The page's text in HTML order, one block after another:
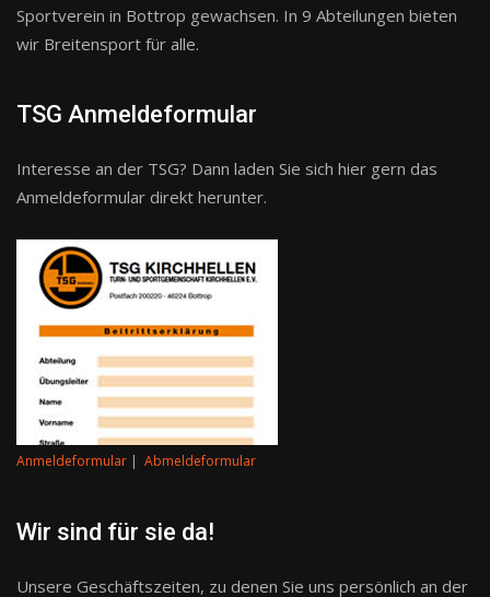
Sportverein in Bottrop gewachsen. In 9 Abteilungen bieten
wir Breitensport für alle.
TSG Anmeldeformular
Interesse an der TSG? Dann laden Sie sich hier gern das
Anmeldeformular direkt herunter.
Anmeldeformular | Abmeldeformular
Wir sind für sie da!
Unsere Geschäftszeiten, zu denen Sie uns persönlich an der